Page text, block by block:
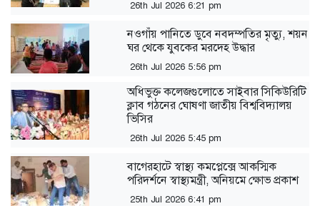
26th Jul 2026 6:21 pm
নওগাঁয় পানিতে ডুবে নবদম্পতির মৃত্যু, শয়ন
ঘর থেকে যুবকের মরদেহ উদ্ধার
26th Jul 2026 5:56 pm
অধিভুক্ত কলেজগুলোতে সাইবার সিকিউরিটি
ক্লাব গঠনের ঘোষণা জাতীয় বিশ্ববিদ্যালয়
ভিসির
26th Jul 2026 5:45 pm
বাগেরহাটে স্বাস্থ্য কমপ্লেক্সে আকস্মিক
পরিদর্শনে স্বাস্থ্যমন্ত্রী, অনিয়মে ক্ষোভ প্রকাশ
25th Jul 2026 6:41 pm